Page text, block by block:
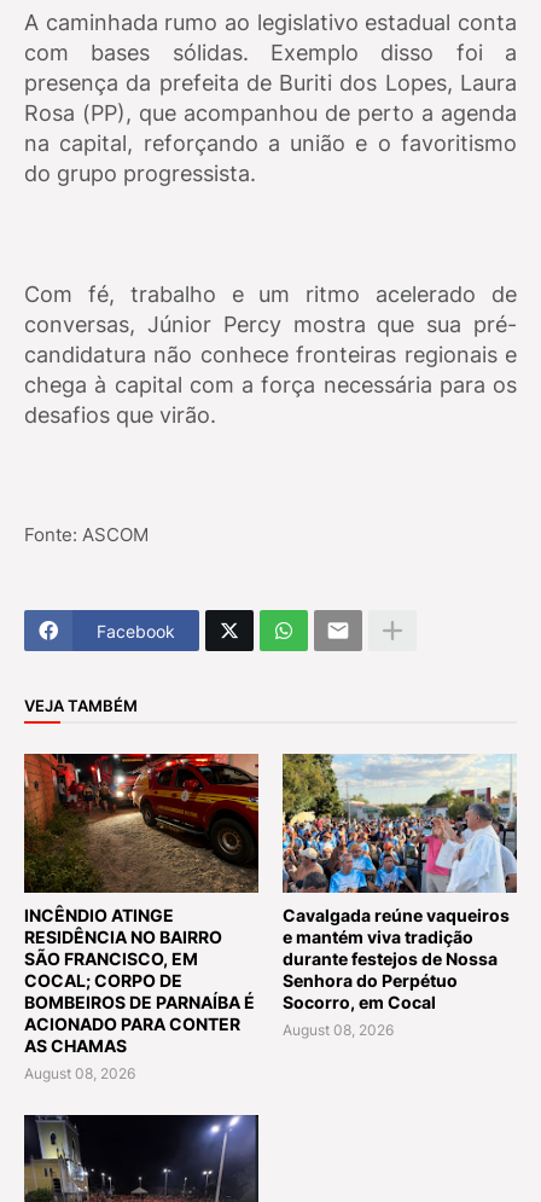
A caminhada rumo ao legislativo estadual conta
com bases sólidas. Exemplo disso foi a
presença da prefeita de Buriti dos Lopes, Laura
Rosa (PP), que acompanhou de perto a agenda
na capital, reforçando a união e o favoritismo
do grupo progressista.
Com fé, trabalho e um ritmo acelerado de
conversas, Júnior Percy mostra que sua pré-
candidatura não conhece fronteiras regionais e
chega à capital com a força necessária para os
desafios que virão.
Fonte: ASCOM
Facebook
VEJA TAMBÉM
INCÊNDIO ATINGE
RESIDÊNCIA NO BAIRRO
SÃO FRANCISCO, EM
COCAL; CORPO DE
BOMBEIROS DE PARNAÍBA É
ACIONADO PARA CONTER
AS CHAMAS
August 08, 2026
Cavalgada reúne vaqueiros
e mantém viva tradição
durante festejos de Nossa
Senhora do Perpétuo
Socorro, em Cocal
August 08, 2026